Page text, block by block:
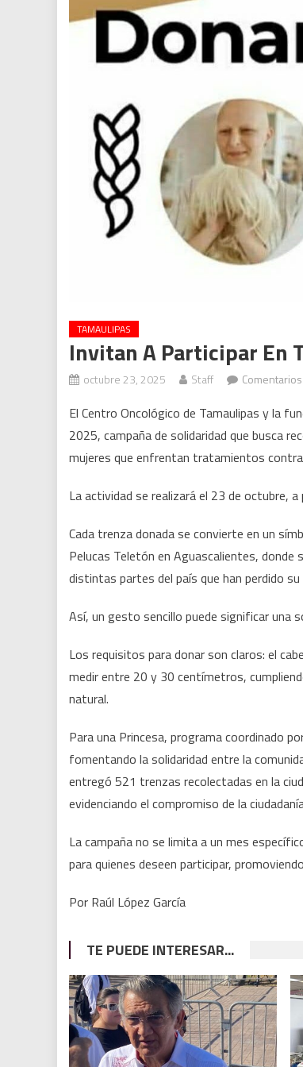
TAMAULIPAS
Invitan A Participar En
octubre 23, 2025 Staff
El Centro Oncológico de Tamaulipas y la
2025, campaña de solidaridad que busca
mujeres que enfrentan tratamientos contra
La actividad se realizará el 23 de octubre,
Cada trenza donada se convierte en un
Pelucas Teletón en Aguascalientes,
distintas partes del país que han perdido
Así, un gesto sencillo puede significar una
Los requisitos para donar son claros: el
medir entre 20 y 30 centímetros,
natural.
Para una Princesa, programa coordinado
fomentando la solidaridad entre la
entregó 521 trenzas recolectadas en la
evidenciando el compromiso de la
La campaña no se limita a un mes
para quienes deseen participar,
Por Raúl López García
TE PUEDE INTERESAR...